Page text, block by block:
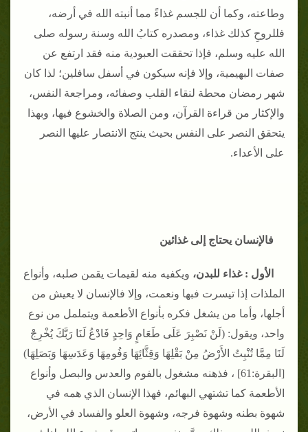
وطاعته، وكما أن للجسم غذاءً مما أنبته الله في أرضه،
فللروحِ كذلك غذاء، ومصدره كتابُ الله وسنة رسوله صلى
الله عليه وسلم، فإذا تحققت العبودية منه فقد ارتفع عن
صفات البهيمية، وإلا فإنه سيكون في أسفل سافلين؛ لذا كان
شهر رمضان محطة لنقاء القلب وصفائه، ومراجعة النفس،
والإكثار من قراءة القرآن، ومن الصلاة والخشوع فيها، وبهذا
يتحقق النصر على النفس بحيث ينتج الانتصار عليها النصر
على الأعداء.
فالإنسان يحتاج إلى غذائين
الأول : غذاء للبدن، ويكفيه منه لقيمات يقمن صلبه، وأنواع
الملذات إذا تيسرت فبها ونعمت، وإلا فالإنسان لا يعيش من
أجلها، وأما من يشغل فكره بأنواع الأطعمة ويتململ من نوع
واحد، ويقول: (لَنْ نَصْبِرَ عَلَى طَعَامٍ وَاحِدٍ فَادْعُ لَنَا رَبَّكَ يُخْرِجْ
لَنَا مِمَّا تُنْبِتُ الأَرْضُ مِنْ بَقْلِهَا وَقِثَّائِهَا وَفُومِهَا وَعَدَسِهَا وَبَصَلِهَا)
[البقرة:61] ، فذهنه مشغول بالفوم والعدس والبصل وأنواع
الأطعمة كما تشتهي البهائم، فهذا الإنسان الذي همه في
شهوة بطنه وشهوة فرجه، وشهوة العلو والفساد في الأرض،